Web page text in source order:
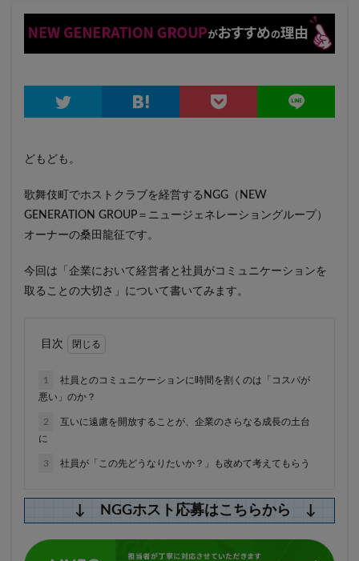
どもども。
歌舞伎町でホストクラブを経営するNGG（NEW
GENERATION GROUP＝ニュージェネレーショングループ）
オーナーの桑田龍征です。
今回は「企業において経営者と社員がコミュニケーションを
取ることの大切さ」について書いてみます。
目次
1
社員とのコミュニケーションに時間を割くのは「コスパが
悪い」のか？
2
互いに遠慮を開放することが、企業のさらなる成長の土台
に
3 社員が「この先どうなりたいか？」も改めて考えてもらう
↓ NGGホスト応募はこちらから ↓